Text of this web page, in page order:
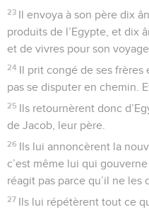
23 Il envoya à son père dix
produits de l’Egypte, et dix
et de vivres pour son voyage.
24 Il prit congé de ses frères
pas se disputer en chemin.
25 Ils retournèrent donc
de Jacob, leur père.
26 Ils lui annoncèrent la
c’est même lui qui
réagit pas parce qu’il ne les
27 Ils lui répétèrent tout ce